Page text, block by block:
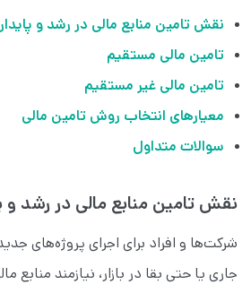
نقش تامین منابع مالی در رشد و
تامین مالی مستقیم
تامین مالی غیر مستقیم
معیارهای انتخاب روش تامین مالی
سوالات متداول
نقش تامین منابع مالی در رشد
شرکت‌ها و افراد برای اجرای پروژه‌های
جاری یا حتی بقا در بازار، نیازمند منابع